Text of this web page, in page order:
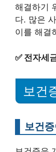
해결하기
다. 많은
이를 해결
✅ 전자세
보건
보건